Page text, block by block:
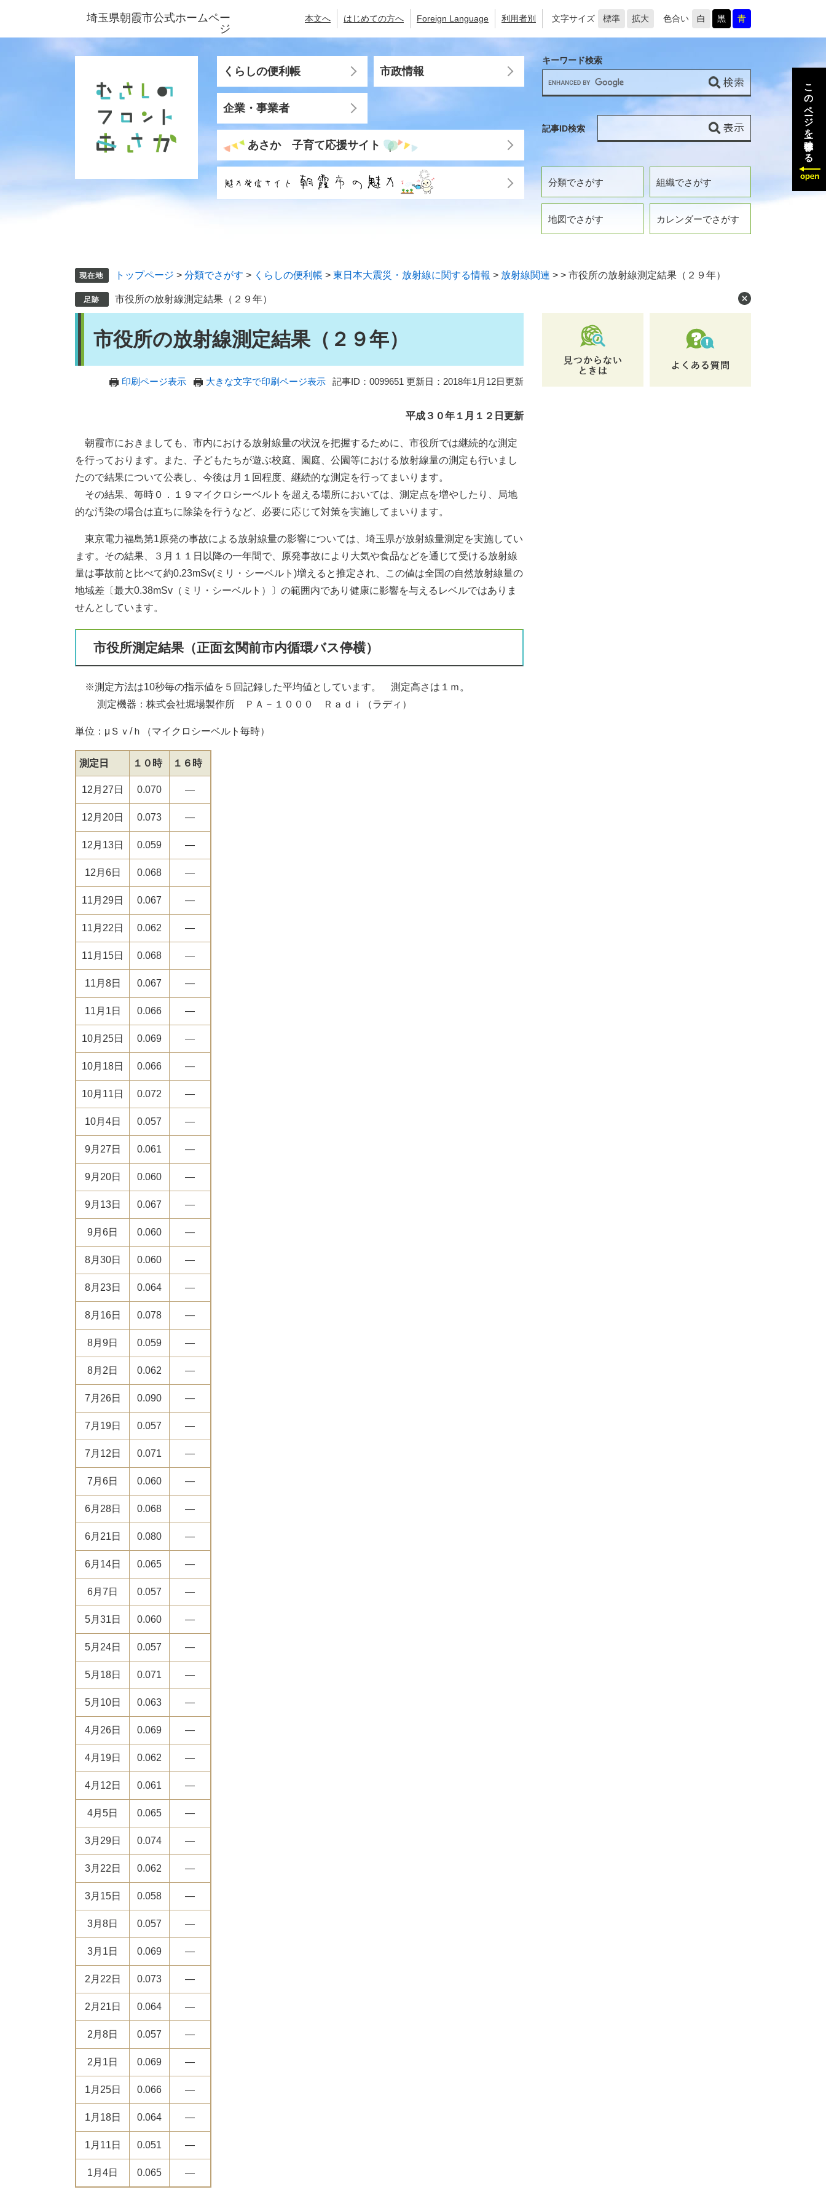
ジ
ュ
埼玉県朝霞市公式ホームペー
ジ
本文へ はじめての方へ Foreign Language 利用者別 文字サイズ 標準 拡大 色合い 白 黒 青
くらしの便利帳 市政情報
企業・事業者
あさか 子育て応援サイト
分類でさがす 組織でさがす
地図でさがす カレンダーでさがす
キーワード検索
記事ID検索
トップページ > 分類でさがす > くらしの便利帳 > 東日本大震災・放射線に関する情報 > 放射線関連 > > 市役所の放射線測定結果（２９年）
市役所の放射線測定結果（２９年）
市役所の放射線測定結果（２９年）
印刷ページ表示 大きな文字で印刷ページ表示 記事ID：0099651 更新日：2018年1月12日更新
平成３０年１ 月１２日更新
朝霞市におきましても、市内における放射線量の状況を把握するために、市役所では継続的な測定
を行っております。また、子どもたちが遊ぶ校庭、園庭、公園等における放射線量の測定も行いまし
たので結果について公表し、今後は月１回程度、継続的な測定を行ってまいります。
その結果、毎時０．１９マイクロシーベルトを超える場所においては、測定点を増やしたり、局地
的な汚染の場合は直ちに除染を行うなど、必要に応じて対策を実施してまいります。
東京電力福島第1原発の事故による放射線量の影響については、埼玉県が放射線量測定を実施してい
ます。その結果、３月１１日以降の一年間で、原発事故により大気や食品などを通じて受ける放射線
量は事故前と比べて約0.23mSv(ミリ・シーベルト)増えると推定され、この値は全国の自然放射線量の
地域差〔最大0.38mSv（ミリ・シーベルト）〕の範囲内であり健康に影響を与えるレベルではありま
せんとしています。
市役所測定結果（正面玄関前市内循環バス停横）
※測定方法は10秒毎の指示値を５回記録した平均値としています。 測定高さは１ｍ。
測定機器：株式会社堀場製作所 ＰＡ－１０００ Ｒａｄｉ（ラディ）
単位：μＳｖ/ｈ（マイクロシーベルト毎時）
測定日 １０時 １６時
12月27日 0.070 ―
12月20日 0.073 ―
12月13日 0.059 ―
12月6日 0.068 ―
11月29日 0.067 ―
11月22日 0.062 ―
11月15日 0.068 ―
11月8日 0.067 ―
11月1日 0.066 ―
10月25日 0.069 ―
10月18日 0.066 ―
10月11日 0.072 ―
10月4日 0.057 ―
9月27日 0.061 ―
9月20日 0.060 ―
9月13日 0.067 ―
9月6日 0.060 ―
8月30日 0.060 ―
8月23日 0.064 ―
8月16日 0.078 ―
8月9日 0.059 ―
8月2日 0.062 ―
7月26日 0.090 ―
7月19日 0.057 ―
7月12日 0.071 ―
7月6日 0.060 ―
6月28日 0.068 ―
6月21日 0.080 ―
6月14日 0.065 ―
6月7日 0.057 ―
5月31日 0.060 ―
5月24日 0.057 ―
5月18日 0.071 ―
5月10日 0.063 ―
4月26日 0.069 ―
4月19日 0.062 ―
4月12日 0.061 ―
4月5日 0.065 ―
3月29日 0.074 ―
3月22日 0.062 ―
3月15日 0.058 ―
3月8日 0.057 ―
3月1日 0.069 ―
2月22日 0.073 ―
2月21日 0.064 ―
2月8日 0.057 ―
2月1日 0.069 ―
1月25日 0.066 ―
1月18日 0.064 ―
1月11日 0.051 ―
1月4日 0.065 ―
このページを一時保存する